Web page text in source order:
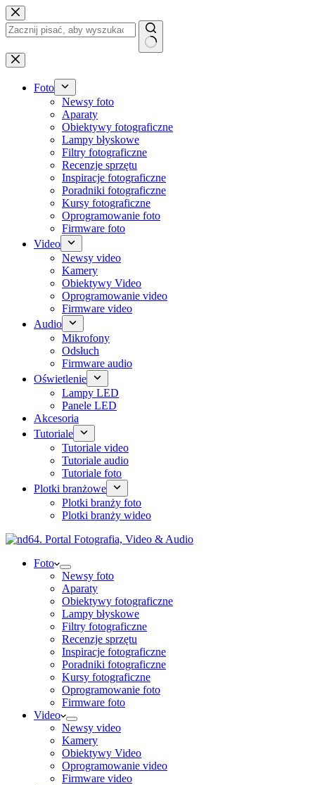
Przejdź
do
treści
Brak
wyników
Foto
Newsy foto
Aparaty
Obiektywy fotograficzne
Lampy błyskowe
Filtry fotograficzne
Recenzje sprzętu
Inspiracje fotograficzne
Poradniki fotograficzne
Kursy fotograficzne
Oprogramowanie foto
Firmware foto
Video
Newsy video
Kamery
Obiektywy Video
Oprogramowanie video
Firmware video
Audio
Mikrofony
Odsłuch
Firmware audio
Oświetlenie
Lampy LED
Panele LED
Akcesoria
Tutoriale
Tutoriale video
Tutoriale audio
Tutoriale foto
Plotki branżowe
Plotki branży foto
Plotki branży wideo
Foto
Newsy foto
Aparaty
Obiektywy fotograficzne
Lampy błyskowe
Filtry fotograficzne
Recenzje sprzętu
Inspiracje fotograficzne
Poradniki fotograficzne
Kursy fotograficzne
Oprogramowanie foto
Firmware foto
Video
Newsy video
Kamery
Obiektywy Video
Oprogramowanie video
Firmware video